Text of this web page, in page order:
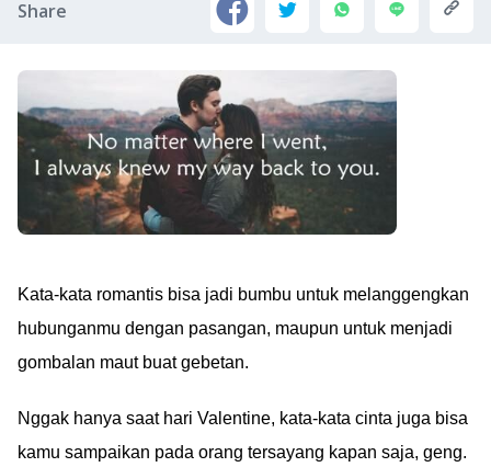
Share
Kata-kata romantis bisa jadi bumbu untuk melanggengkan
hubunganmu dengan pasangan, maupun untuk menjadi
gombalan maut buat gebetan.
Nggak hanya saat hari Valentine, kata-kata cinta juga bisa
kamu sampaikan pada orang tersayang kapan saja, geng.